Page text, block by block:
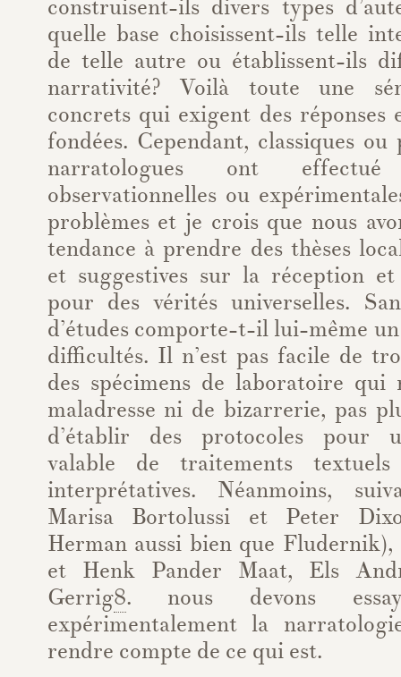
construisent-ils divers types
quelle base choisissent-ils telle
de telle autre ou établissent-ils
narrativité? Voilà toute une
concrets qui exigent des réponses
fondées. Cependant, classiques ou
narratologues ont
observationnelles ou
problèmes et je crois que nous
tendance à prendre des thèses
et suggestives sur la réception
pour des vérités universelles.
d’études comporte-t-il lui-même
difficultés. Il n’est pas facile de
des spécimens de laboratoire
maladresse ni de bizarrerie, pas
d’établir des protocoles pour
valable de traitements
interprétatives. Néanmoins,
Marisa Bortolussi et Peter
Herman aussi bien que
et Henk Pander Maat, Els
Gerrig8. nous devons
expérimentalement la
rendre compte de ce qui est.